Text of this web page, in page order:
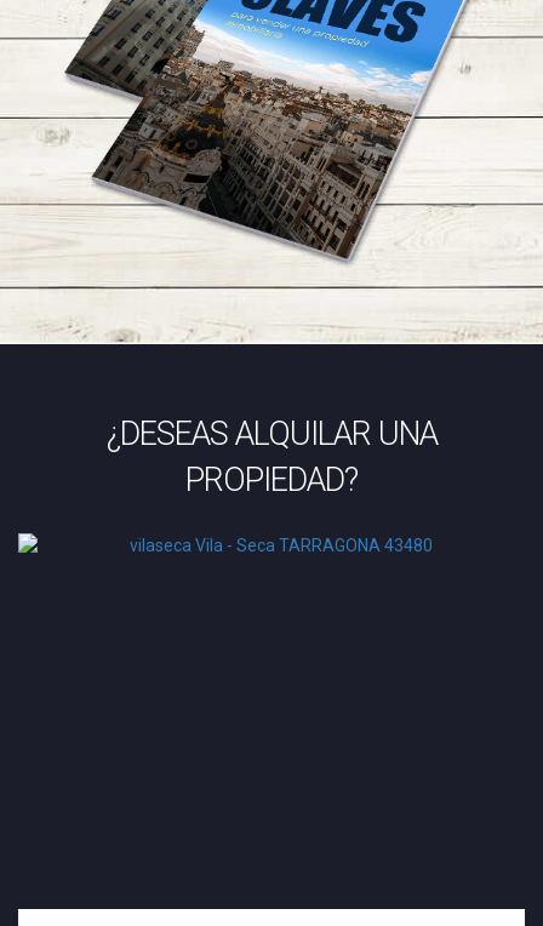
¿DESEAS ALQUILAR UNA
PROPIEDAD?